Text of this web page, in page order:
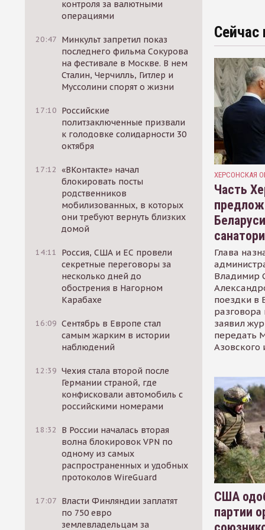
контроля за валютными
операциями
20:47 Минкульт запретил показ
последнего фильма Сокурова
на фестивале в Москве. В нем
Сталин, Черчилль, Гитлер и
Муссолини спорят о жизни
17:10 Российские
политзаключенные призвали
к голодовке солидарности 30
октября
17:12 «ВКонтакте» начал
блокировать посты
родственников
мобилизованных, в которых
они требуют вернуть близких
домой
14:11
Россия, США и ЕС провели
секретные переговоры за
несколько дней до
обострения в Нагорном
Карабахе
16:09 Сентябрь в Европе стал
самым жарким в истории
наблюдений
12:39 Чехия стала второй после
Германии страной, где
конфисковали автомобиль с
российскими номерами
18:32
В России началась вторая
волна блокировок VPN по
одному из самых
распространенных и удобных
протоколов WireGuard
17:07 Власти Финляндии заплатят
по 750 евро
землевладельцам за
Сейчас
ХЕРСОНСКАЯ
Часть
Глава
Владимир
поездки в
разговора
заявил
передать
Азовского
США
партии